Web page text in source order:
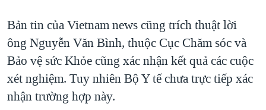
VĂN HOÁ
THỂ THAO
GIÁO DỤC
GROUND ZERO – XƯA VÀ NAY
CÁC GIÁ TRỊ CỘNG HÒA Ở VIỆT NAM
THƯỢNG ĐỈNH TRUMP-KIM TẠI VIỆT NAM
Ngôn ngữ khác
Bản tin của Vietnam news cũng trích thuật lời
ông Nguyễn Văn Bình, thuộc Cục Chăm sóc và
Bảo vệ sức Khỏe cũng xác nhận kết quả các cuộc
xét nghiệm. Tuy nhiên Bộ Y tế chưa trực tiếp xác
nhận trường hợp này.